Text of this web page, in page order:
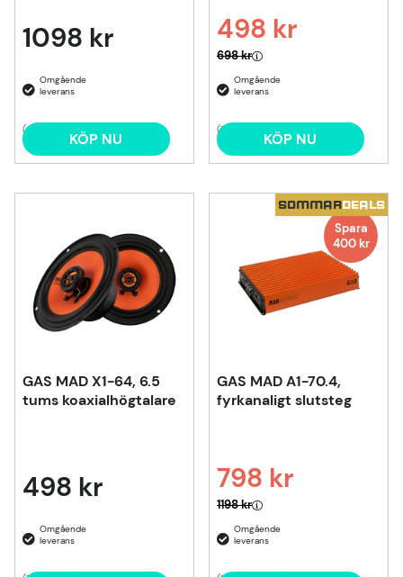
1098 kr
(8) KÖP NU
498 kr
Ordinarie pris:
698 kr
(7) KÖP NU
GAS MAD X1-64, 6.5
tums koaxialhögtalare
498 kr
SOMMARDEALS
Spara
400kr
GAS MAD A1-70.4,
fyrkanaligt slutsteg
798 kr
Ordinarie pris:
1198 kr